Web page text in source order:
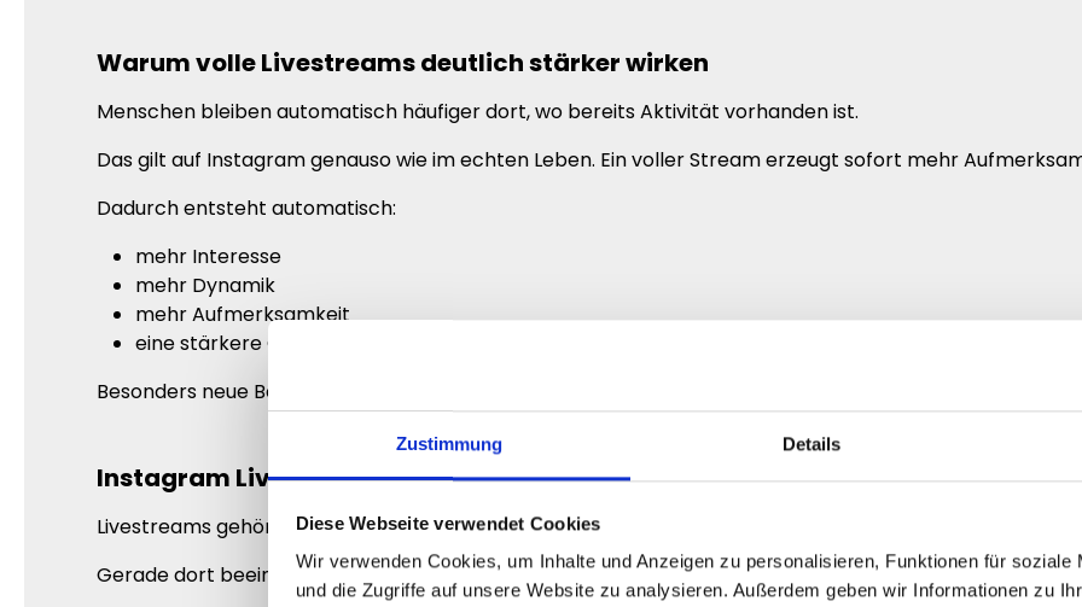
Zustimmung Details
Diese Webseite verwendet Cookies
Wir verwenden Cookies, um Inhalte und Anzeigen zu personalisieren, Funktionen für soziale
und die Zugriffe auf unsere Website zu analysieren. Außerdem geben wir Informationen zu
Warum volle Livestreams deutlich stärker wirken
Menschen bleiben automatisch häufiger dort, wo bereits Aktivität vorhanden ist.
Das gilt auf Instagram genauso wie im echten Leben. Ein voller Stream erzeugt sofort mehr
Dadurch entsteht automatisch:
mehr Interesse
mehr Dynamik
mehr Aufmerksamkeit
eine stärkere Community-Wirkung
Besonders neue Besucher orientieren sich stark an solchen Signalen.
Instagram Live Zuschauer kaufen für einen professionelleren Auftritt
Livestreams gehören mittlerweile zu den sichtbarsten Bereichen auf Instagram.
Gerade dort beeinflusst die Außenwirkung massiv, wie ein Profil wahrgenommen wird.